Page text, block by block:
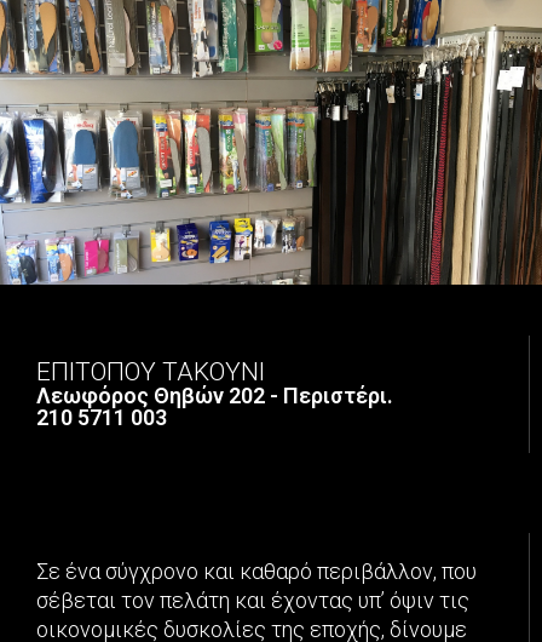
ΕΠΙΤΟΠΟΥ ΤΑΚΟΥΝΙ
Λεωφόρος Θηβών 202 - Περιστέρι.
210 5711 003
Σε ένα σύγχρονο και καθαρό περιβάλλον, που
σέβεται τον πελάτη και έχοντας υπ’ όψιν τις
οικονομικές δυσκολίες της εποχής, δίνουμε